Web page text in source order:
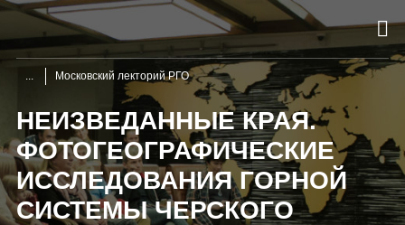
Московский лекторий РГО
НЕИЗВЕДАННЫЕ КРАЯ.
ФОТОГЕОГРАФИЧЕСКИЕ
ИССЛЕДОВАНИЯ ГОРНОЙ
СИСТЕМЫ ЧЕРСКОГО